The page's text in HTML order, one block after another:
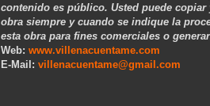
contenido es público. Usted puede
obra siempre y cuando se indique la
esta obra para fines comerciales o
Web: www.villenacuentame.com
E-Mail: villenacuentame@gmail.com